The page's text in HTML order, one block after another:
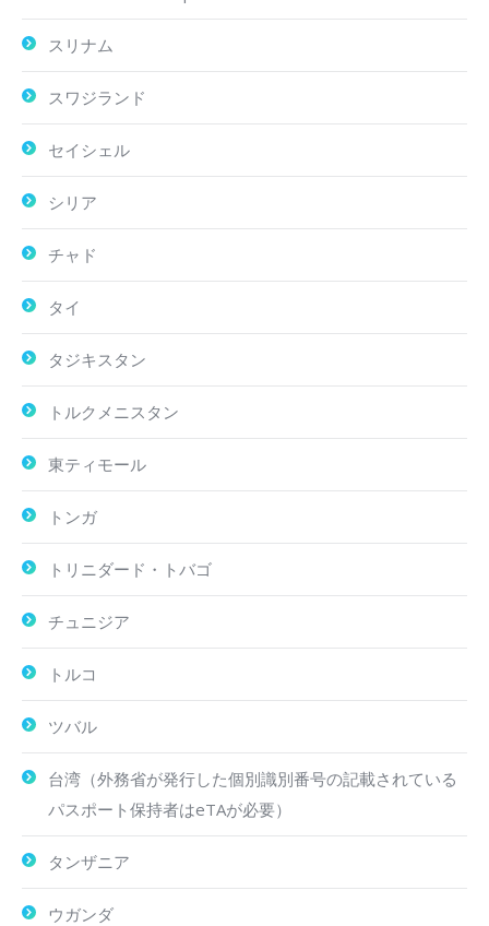
スリナム
スワジランド
セイシェル
シリア
チャド
タイ
タジキスタン
トルクメニスタン
東ティモール
トンガ
トリニダード・トバゴ
チュニジア
トルコ
ツバル
台湾（外務省が発行した個別識別番号の記載されている
パスポート保持者はeTAが必要）
タンザニア
ウガンダ